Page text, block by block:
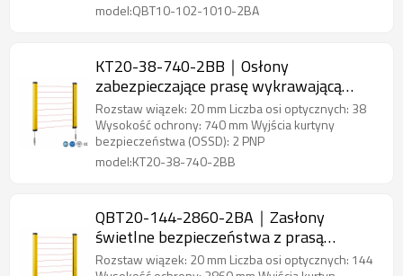
model:QBT10-102-1010-2BA
KT20-38-740-2BB｜Osłony
zabezpieczające prasę wykrawającą
Czujnik bezpieczeństwa obszaru｜
DADISICK
Rozstaw wiązek: 20 mm Liczba osi optycznych: 38
Wysokość ochrony: 740 mm Wyjścia kurtyny
bezpieczeństwa (OSSD): 2 PNP
model:KT20-38-740-2BB
QBT20-144-2860-2BA｜Zasłony
świetlne bezpieczeństwa z prasą
krawędziową｜DADISICK
Rozstaw wiązek: 20 mm Liczba osi optycznych: 144